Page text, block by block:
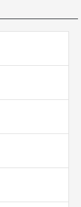
Ayuda